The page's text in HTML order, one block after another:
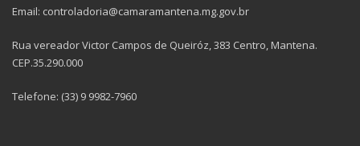
Email: controladoria@camaramantena.mg.gov.br
Rua vereador Victor Campos de Queiróz, 383 Centro, Mantena.
CEP.35.290.000
Telefone: (33) 9 9982-7960